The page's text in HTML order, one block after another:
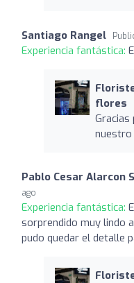
Santiago Rangel
Experiencia fantástica:
flores
Pablo Cesar Alarcon
ago
Experiencia fantástica:
sorprendido muy lindo
pudo quedar el detalle